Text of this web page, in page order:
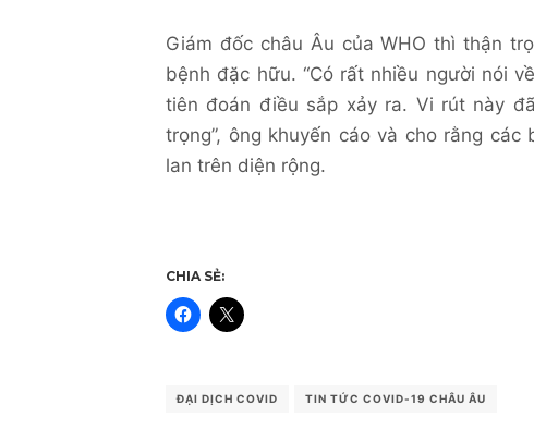
Giám đốc châu Âu của WHO thì thận
bệnh đặc hữu. “Có rất nhiều người nói
tiên đoán điều sắp xảy ra. Vi rút này
trọng”, ông khuyến cáo và cho rằng
lan trên diện rộng.
CHIA SẺ:
ĐẠI DỊCH COVID TIN TỨC COVID-19 CHÂU ÂU